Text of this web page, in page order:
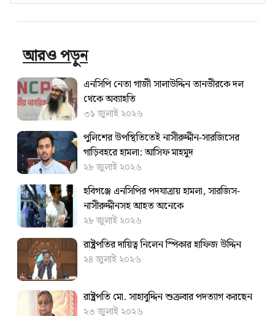
আরও পড়ুন
এনসিপি নেতা গাজী সালাউদ্দিন তানভীরকে দল
থেকে অব্যাহতি
৩১ জুলাই ২০২৬
পুলিশের উপস্থিতিতেই নাসীরুদ্দীন-সারজিসের
গাড়িবহরে হামলা: আসিফ মাহমুদ
২৮ জুলাই ২০২৬
হবিগঞ্জে এনসিপির পদযাত্রায় হামলা, সারজিস-
নাসীরুদ্দীনসহ আহত অনেকে
২৮ জুলাই ২০২৬
রাষ্ট্রপতির দায়িত্ব নিলেন স্পিকার হাফিজ উদ্দিন
২৪ জুলাই ২০২৬
রাষ্ট্রপতি মো. সাহাবুদ্দিন শুক্রবার পদত্যাগ করছেন
২৩ জুলাই ২০২৬